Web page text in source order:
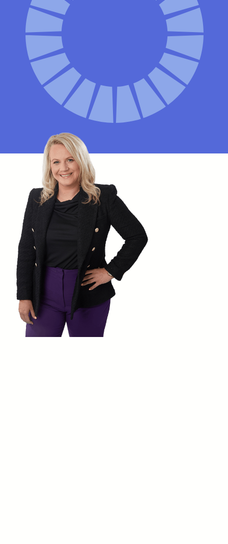
Sorgfalt
Sicherheit steht bei uns an erster Stelle – sie ist
in allem, was wir tun, verankert. Wir fördern eine